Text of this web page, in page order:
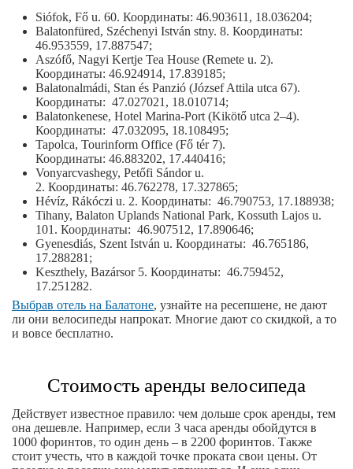
Siófok, Fő u. 60. Координаты: 46.903611, 18.036204;
Balatonfüred, Széchenyi István stny. 8. Координаты:
46.953559, 17.887547;
Aszófő, Nagyi Kertje Tea House (Remete u. 2).
Координаты: 46.924914, 17.839185;
Balatonalmádi, Stan és Panzió (József Attila utca 67).
Координаты: 47.027021, 18.010714;
Balatonkenese, Hotel Marina-Port (Kikötő utca 2–4).
Координаты: 47.032095, 18.108495;
Tapolca, Tourinform Office (Fő tér 7).
Координаты: 46.883202, 17.440416;
Vonyarcvashegy, Petőfi Sándor u.
2. Координаты: 46.762278, 17.327865;
Hévíz, Rákóczi u. 2. Координаты: 46.790753, 17.188938;
Tihany, Balaton Uplands National Park, Kossuth Lajos u.
101. Координаты: 46.907512, 17.890646;
Gyenesdiás, Szent István u. Координаты: 46.765186,
17.288281;
Keszthely, Bazársor 5. Координаты: 46.759452,
17.251282.
Выбрав отель на Балатоне, узнайте на ресепшене, не дают
ли они велосипеды напрокат. Многие дают со скидкой, а то
и вовсе бесплатно.
Стоимость аренды велосипеда
Действует известное правило: чем дольше срок аренды, тем
она дешевле. Например, если 3 часа аренды обойдутся в
1000 форинтов, то один день – в 2200 форинтов. Также
стоит учесть, что в каждой точке проката свои цены. От